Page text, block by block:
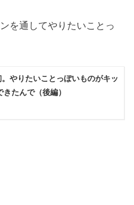
を通してやりたいことっ
。やりたいことっぽいものがキッ
たんで（後編）